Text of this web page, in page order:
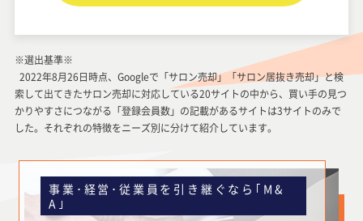
※選出基準※
2022年8月26日時点、Googleで「サロン売却」「サロン居抜き売却」と検
索して出てきたサロン売却に対応している20サイトの中から、買い手の見つ
かりやすさにつながる「登録会員数」の記載があるサイトは3サイトのみで
した。それぞれの特徴をニーズ別に分けて紹介しています。
事業･経営･従業員を引き継ぐなら｢M&
A｣